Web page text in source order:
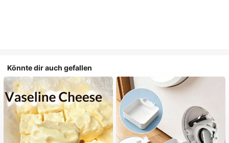
Könnte dir auch gefallen